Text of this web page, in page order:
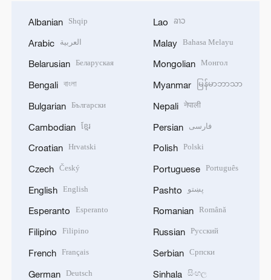
Albanian Shqip
Arabic العربية
Belarusian Беларуская
Bengali বাংলা
Bulgarian Български
Cambodian ខ្មែរ
Croatian Hrvatski
Czech Český
English English
Esperanto Esperanto
Filipino Filipino
French Français
German Deutsch
Lao ລາວ
Malay Bahasa Melayu
Mongolian Монгол
Myanmar မြန်မာဘာသာ
Nepali नेपाली
Persian فارسی
Polish Polski
Portuguese Português
Pashto پښتو
Romanian Română
Russian Русский
Serbian Српски
Sinhala සිංහල